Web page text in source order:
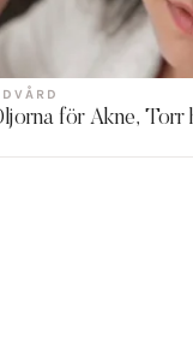
för Akne, Torr